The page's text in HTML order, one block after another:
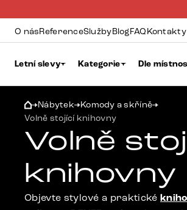
O násReferenceSlužbyBlogFAQKontakty
Letní slevy Kategorie Dle
Nábytek
Komody a skříně
Volně stojící knihovny
Volně
knihovny
Objevte stylové a praktické